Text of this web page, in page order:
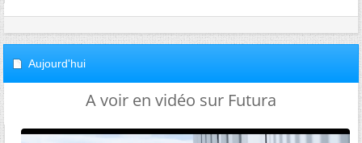
Aujourd'hui
A voir en vidéo sur Futura